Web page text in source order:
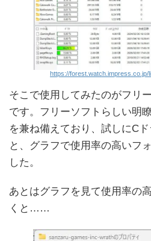
https://
そこで使用してみたのがフリ
です。フリーソフトらしい明
を兼ね備えており、試しにC
と、グラフで使用率の高いフ
した。
あとはグラフを見て使用率の
くと……